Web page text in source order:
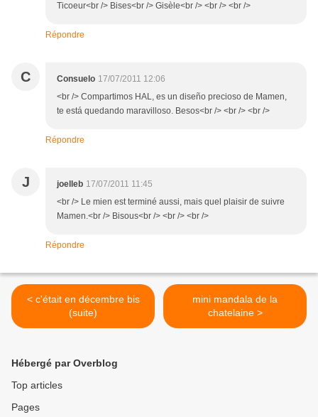
Ticoeur<br /> Bises<br /> Gisèle<br /> <br /> <br />
Répondre
C Consuelo 17/07/2011 12:06
<br /> Compartimos HAL, es un diseño precioso de Mamen,
te está quedando maravilloso. Besos<br /> <br /> <br />
Répondre
J joelleb 17/07/2011 11:45
<br /> Le mien est terminé aussi, mais quel plaisir de suivre
Mamen.<br /> Bisous<br /> <br /> <br />
Répondre
< c'était en décembre bis
(suite)
mini mandala de la
chatelaine >
Hébergé par Overblog
Top articles
Pages